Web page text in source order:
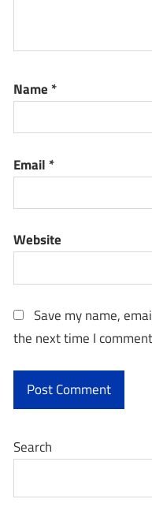
Name *
Email *
Website
Save my name,
the next time I
Search